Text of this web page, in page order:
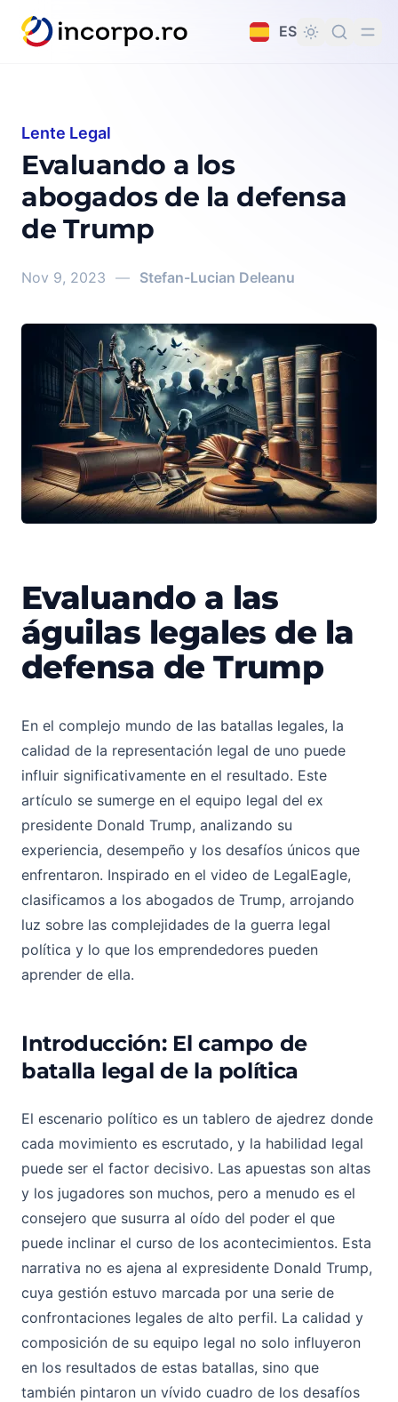
principal
ES
Lente Legal
Evaluando a los
abogados de la defensa
de Trump
Nov 9, 2023 — Stefan-Lucian Deleanu
Evaluando a los abogados de la defensa de Trump
Evaluando a las
águilas legales de la
defensa de Trump
En el complejo mundo de las batallas legales, la
calidad de la representación legal de uno puede
influir significativamente en el resultado. Este
artículo se sumerge en el equipo legal del ex
presidente Donald Trump, analizando su
experiencia, desempeño y los desafíos únicos que
enfrentaron. Inspirado en el video de LegalEagle,
clasificamos a los abogados de Trump, arrojando
luz sobre las complejidades de la guerra legal
política y lo que los emprendedores pueden
aprender de ella.
Introducción: El campo de
batalla legal de la política
El escenario político es un tablero de ajedrez donde
cada movimiento es escrutado, y la habilidad legal
puede ser el factor decisivo. Las apuestas son altas
y los jugadores son muchos, pero a menudo es el
consejero que susurra al oído del poder el que
puede inclinar el curso de los acontecimientos. Esta
narrativa no es ajena al expresidente Donald Trump,
cuya gestión estuvo marcada por una serie de
confrontaciones legales de alto perfil. La calidad y
composición de su equipo legal no solo influyeron
en los resultados de estas batallas, sino que
también pintaron un vívido cuadro de los desafíos